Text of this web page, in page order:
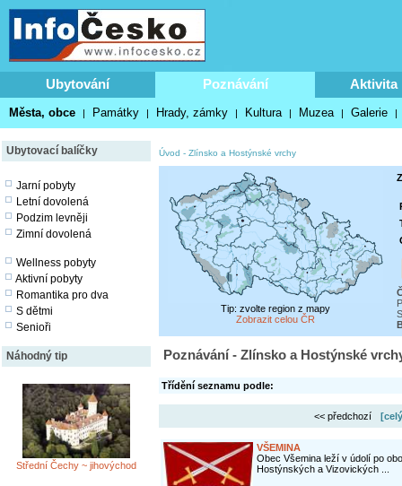
Ubytování Poznávání Aktivita
Města, obce | Památky | Hrady, zámky | Kultura | Muzea | Galerie |
Ubytovací balíčky
Jarní pobyty
Letní dovolená
Podzim levněji
Zimní dovolená
Wellness pobyty
Aktivní pobyty
Romantika pro dva
S dětmi
Senioři
Náhodný tip
Střední Čechy ~ jihovýchod
Úvod - Zlínsko a Hostýnské vrchy
Tip: zvolte region z mapy
Zobrazit celou ČR
Poznávání - Zlínsko a Hostýnské
Třídění seznamu podle:
<< předchozí
VŠEMINA
Obec Všemina leží v údolí po
Hostýnských a Vizovických ...